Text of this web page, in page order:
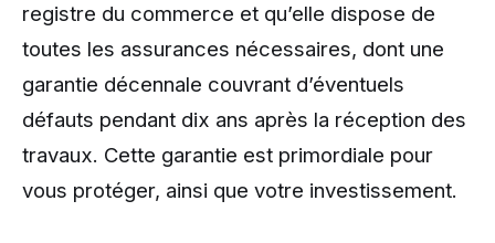
registre du commerce et qu’elle dispose de
toutes les assurances nécessaires, dont une
garantie décennale couvrant d’éventuels
défauts pendant dix ans après la réception des
travaux. Cette garantie est primordiale pour
vous protéger, ainsi que votre investissement.